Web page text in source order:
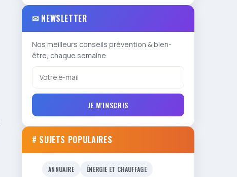
✉ NEWSLETTER
Nos meilleurs conseils prévention & bien-
être, chaque semaine.
JE M'INSCRIS
# SUJETS POPULAIRES
ANNUAIRE
ÉNERGIE ET CHAUFFAGE